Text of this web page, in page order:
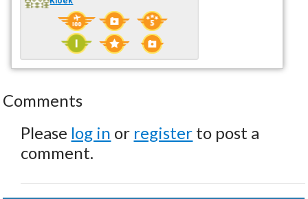
Comments
Please log in or register to post a
comment.